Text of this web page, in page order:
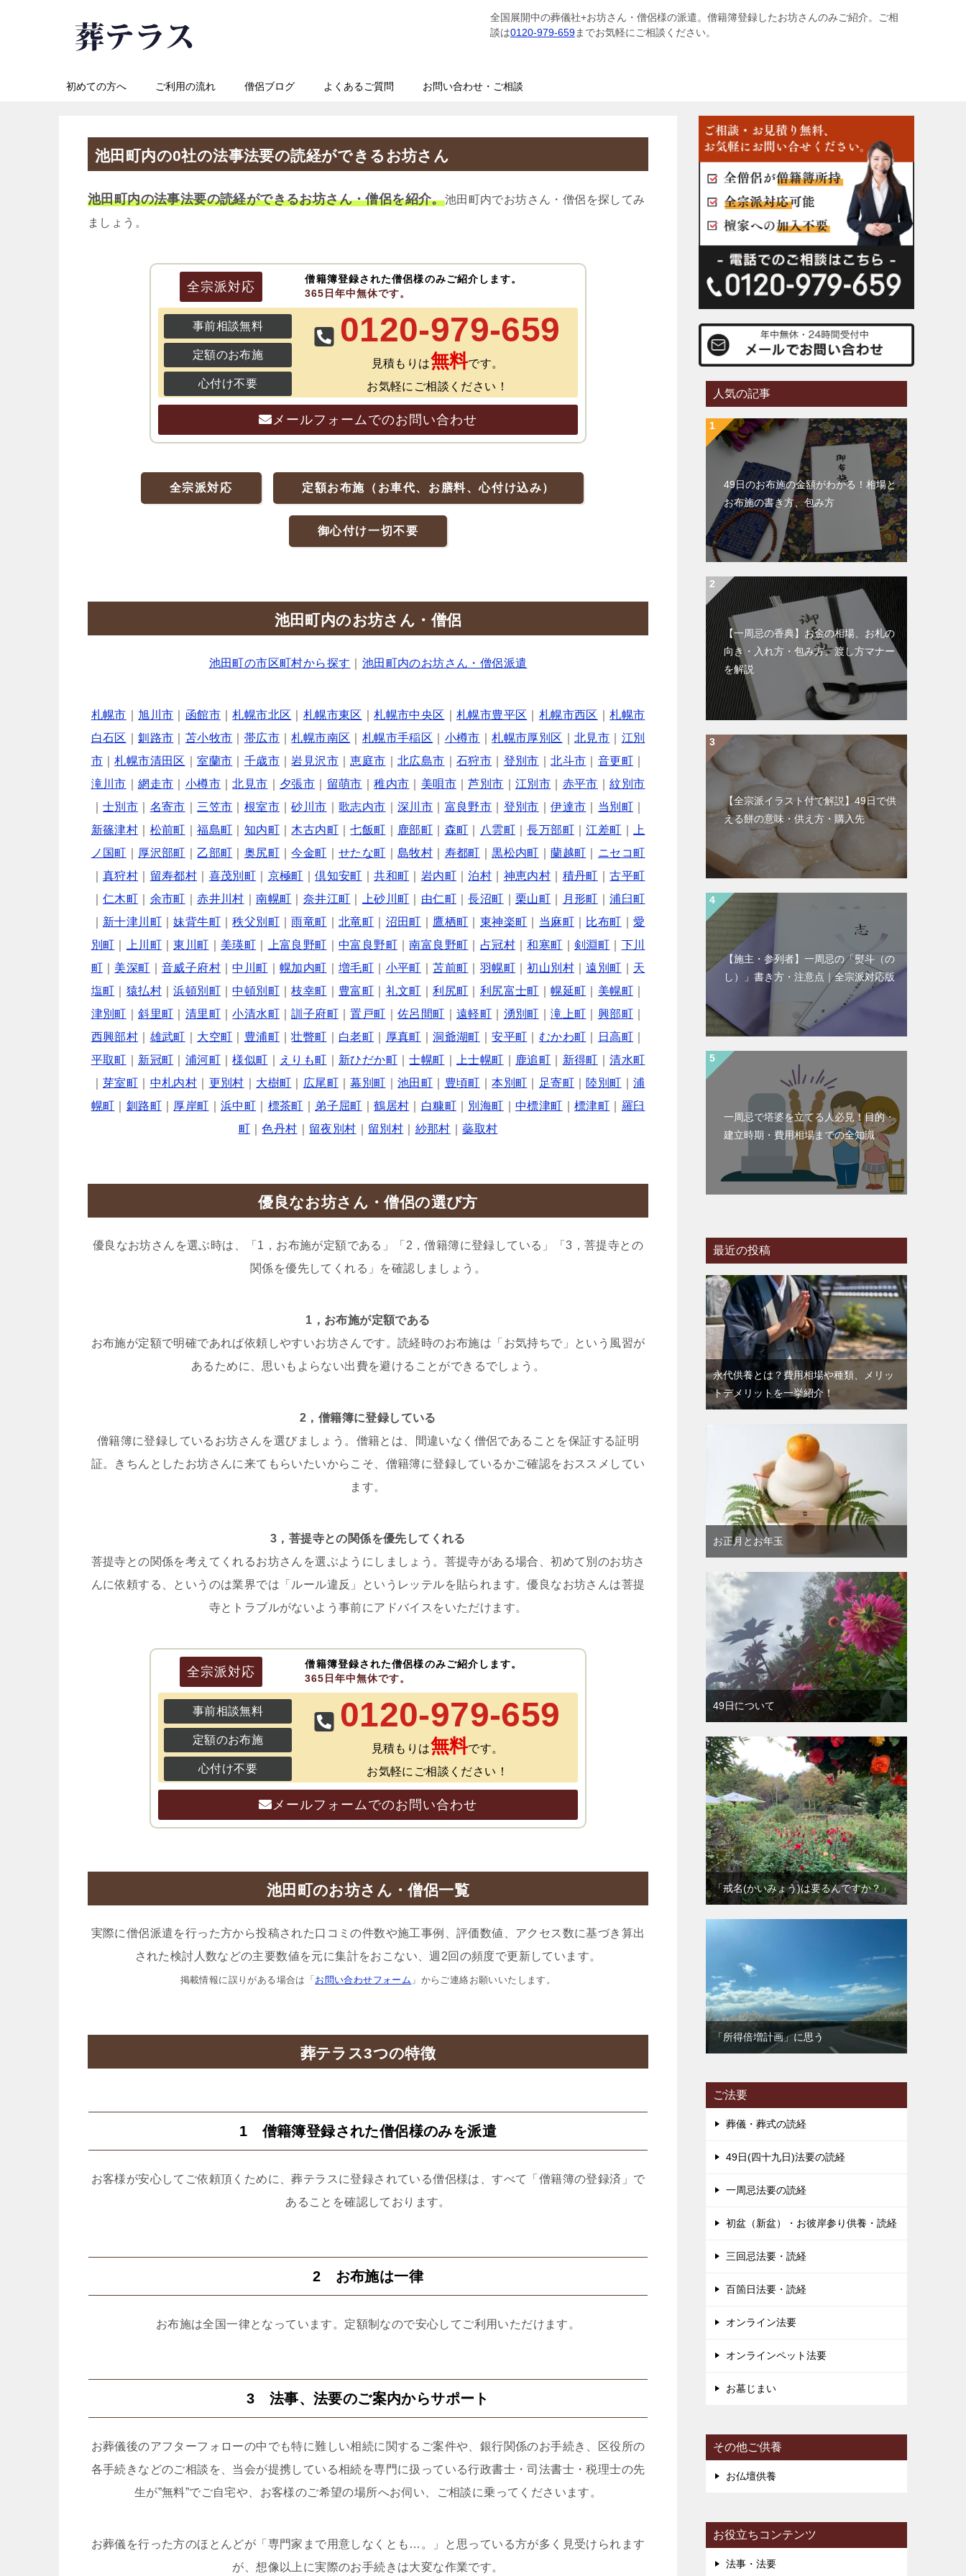
全国展開中の葬儀社+お坊さん・僧侶様の派遣。僧籍簿登録したお坊さんのみご紹介。ご相
談は0120-979-659までお気軽にご相談ください。
初めての方へ ご利用の流れ 僧侶ブログ よくあるご質問 お問い合わせ・ご相談
池田町内の0社の法事法要の読経ができるお坊さん
池田町内の法事法要の読経ができるお坊さん・僧侶を紹介。池田町内でお坊さん・僧侶を探してみ
ましょう。
全宗派対応
僧籍簿登録された僧侶様のみご紹介します。
365日年中無休です。
事前相談無料
定額のお布施
心付け不要
0120-979-659
見積もりは無料です。
お気軽にご相談ください！
メールフォームでのお問い合わせ
全宗派対応 定額お布施（お車代、お膳料、心付け込み）
御心付け一切不要
池田町内のお坊さん・僧侶
池田町の市区町村から探す 池田町内のお坊さん・僧侶派遣
札幌市 旭川市 函館市｜札幌市北区 札幌市東区 ｜札幌市中央区 ｜札幌市豊平区 札幌市西区 ｜札幌市
白石区
｜釧路市 苫小牧市 帯広市｜札幌市南区 札幌市手稲区 小樽市 ｜札幌市厚別区 ｜北見市
江別
市｜札幌市清田区 ｜室蘭市 千歳市｜岩見沢市｜恵庭市 北広島市 ｜石狩市 登別市 ｜北斗市 音更町
滝川市 ｜網走市 小樽市｜北見市 夕張市 留萌市 ｜稚内市 美唄市 ｜芦別市 ｜江別市 赤平市 ｜紋別市
士別市 名寄市 三笠市 根室市｜砂川市 歌志内市 深川市 富良野市 登別市 ｜伊達市 当別町
新篠津村
松前町 ｜福島町 知内町｜ 木古内町｜七飯町 鹿部町 森町 八雲町 ｜長万部町 ｜江差町
上
ノ国町
厚沢部町 乙部町 奥尻町｜今金町 せたな町 島牧村 寿都町 ｜黒松内町 ｜蘭越町
ニセコ町
真狩村 留寿都村 喜茂別町 京極町 ｜倶知安町 ｜共和町 岩内町 ｜泊村 神恵内村 積丹町 ｜古平町
仁木町 余市町 ｜赤井川村 ｜南幌町 奈井江町 上砂川町 由仁町 ｜長沼町 ｜栗山町 月形町 ｜浦臼町
新十津川町｜妹背牛町｜秩父別町｜雨竜町 北竜町 沼田町 鷹栖町 東神楽町 当麻町 比布町 ｜愛
別町
上川町｜東川町 美瑛町 上富良野町 中富良野町 ｜南富良野町 占冠村 ｜和寒町 ｜剣淵町
下川
町｜ 美深町 音威子府村｜中川町 幌加内町 増毛町 小平町 ｜苫前町 羽幌町 ｜初山別村 ｜遠別町
天
塩町
猿払村｜浜頓別町｜中頓別町｜枝幸町 豊富町 礼文町 ｜利尻町 利尻富士町 ｜幌延町 美幌町
津別町 ｜斜里町 清里町｜小清水町｜訓子府町｜置戸町 佐呂間町 ｜遠軽町 湧別町 ｜滝上町 興部町
西興部村
雄武町 大空町 豊浦町｜壮瞥町 白老町 厚真町 ｜洞爺湖町 ｜安平町 むかわ町 日高町
平取町
新冠町 浦河町｜様似町 えりも町 新ひだか町 ｜士幌町 上士幌町 鹿追町 新得町 ｜清水町
芽室町 中札内村 更別村 大樹町 広尾町｜幕別町 池田町 豊頃町 ｜本別町 足寄町 陸別町 ｜浦
幌町
釧路町｜ 厚岸町 浜中町 標茶町 弟子屈町 ｜鶴居村 白糠町 別海町 ｜中標津町 ｜標津町
羅臼
町｜色丹村 留夜別村 留別村 紗那村 ｜蘂取村
優良なお坊さん・僧侶の選び方
優良なお坊さんを選ぶ時は、「1，お布施が定額である」「2，僧籍簿に登録している」「3，菩提寺との
関係を優先してくれる」を確認しましょう。
1，お布施が定額である
お布施が定額で明確であれば依頼しやすいお坊さんです。読経時のお布施は「お気持ちで」という風習が
あるために、思いもよらない出費を避けることができるでしょう。
2，僧籍簿に登録している
僧籍簿に登録しているお坊さんを選びましょう。僧籍とは、間違いなく僧侶であることを保証する証明
証。きちんとしたお坊さんに来てもらいたいからこそ、僧籍簿に登録しているかご確認をおススメしてい
ます。
3，菩提寺との関係を優先してくれる
菩提寺との関係を考えてくれるお坊さんを選ぶようにしましょう。菩提寺がある場合、初めて別のお坊さ
んに依頼する、というのは業界では「ルール違反」というレッテルを貼られます。優良なお坊さんは菩提
寺とトラブルがないよう事前にアドバイスをいただけます。
全宗派対応
僧籍簿登録された僧侶様のみご紹介します。
365日年中無休です。
事前相談無料
定額のお布施
心付け不要
0120-979-659
見積もりは無料です。
お気軽にご相談ください！
メールフォームでのお問い合わせ
池田町のお坊さん・僧侶一覧
実際に僧侶派遣を行った方から投稿された口コミの件数や施工事例、評価数値、アクセス数に基づき算出
された検討人数などの主要数値を元に集計をおこない、週2回の頻度で更新しています。
掲載情報に誤りがある場合は「 お問い合わせフォーム 」からご連絡お願いいたします。
葬テラス3つの特徴
1 僧籍簿登録された僧侶様のみを派遣
お客様が安心してご依頼頂くために、葬テラスに登録されている僧侶様は、すべて「僧籍簿の登録済」で
あることを確認しております。
2 お布施は一律
お布施は全国一律となっています。定額制なので安心してご利用いただけます。
3 法事、法要のご案内からサポート
お葬儀後のアフターフォローの中でも特に難しい相続に関するご案件や、銀行関係のお手続き、区役所の
各手続きなどのご相談を、当会が提携している相続を専門に扱っている行政書士・司法書士・税理士の先
生が”無料”でご自宅や、お客様のご希望の場所へお伺い、ご相談に乗ってくださいます。
お葬儀を行った方のほとんどが「専門家まで用意しなくとも…。」と思っている方が多く見受けられます
が、想像以上に実際のお手続きは大変な作業です。
人気の記事
49日のお布施の金額がわかる！相場と
お布施の書き方、包み方
【一周忌の香典】お金の相場、お札の
向き・入れ方・包み方、渡し方マナー
を解説
【全宗派イラスト付で解説】49日で供
える餅の意味・供え方・購入先
【施主・参列者】一周忌の「熨斗（の
し）」書き方・注意点｜全宗派対応版
一周忌で塔婆を立てる人必見！目的・
建立時期・費用相場までの全知識
最近の投稿
永代供養とは？費用相場や種類、メリッ
トデメリットを一挙紹介！
お正月とお年玉
49日について
「戒名(かいみょう)は要るんですか？」
「所得倍増計画」に思う
ご法要
葬儀・葬式の読経
49日(四十九日)法要の読経
一周忌法要の読経
初盆（新盆）・お彼岸参り供養・読経
三回忌法要・読経
百箇日法要・読経
オンライン法要
オンラインペット法要
お墓じまい
その他ご供養
お仏壇供養
お役立ちコンテンツ
法事・法要